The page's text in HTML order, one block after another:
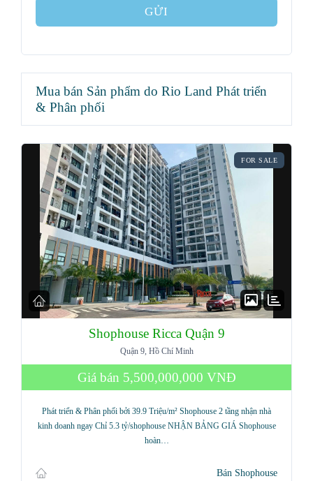
GỬI
Mua bán Sản phẩm do Rio Land Phát triển
& Phân phối
FOR SALE
Shophouse Ricca Quận 9
Quận 9, Hồ Chí Minh
Giá bán 5,500,000,000 VNĐ
Phát triển & Phân phối bởi 39.9 Triệu/m² Shophouse 2 tầng nhận nhà
kinh doanh ngay Chỉ 5.3 tỷ/shophouse NHẬN BẢNG GIÁ Shophouse
hoàn…
Bán Shophouse